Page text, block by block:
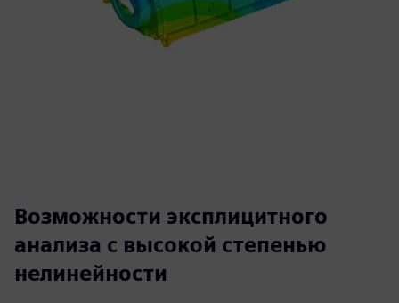
Возможности эксплицитного
анализа с высокой степенью
нелинейности